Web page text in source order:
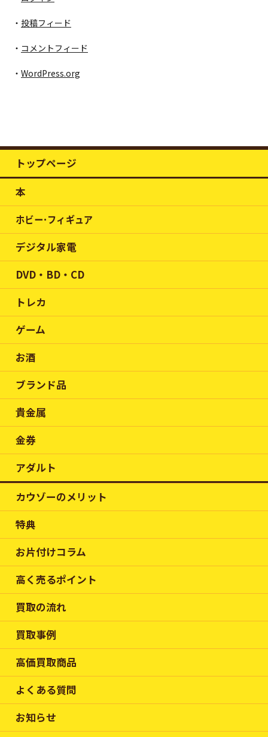
投稿フィード
コメントフィード
WordPress.org
トップページ
本
ホビー･フィギュア
デジタル家電
DVD・BD・CD
トレカ
ゲーム
お酒
ブランド品
貴金属
金券
アダルト
カウゾーのメリット
特典
お片付けコラム
高く売るポイント
買取の流れ
買取事例
高価買取商品
よくある質問
お知らせ